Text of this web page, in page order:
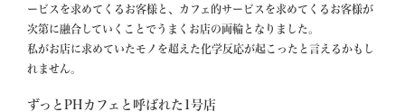
ービスを求めてくるお客様と、カフェ的サービスを求めてくるお客様が
次第に融合していくことでうまくお店の両輪となりました。
私がお店に求めていたモノを超えた化学反応が起こったと言えるかもし
れません。
ずっとPHカフェと呼ばれた1号店